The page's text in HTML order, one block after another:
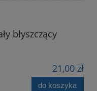
błyszczący
21,00 zł
do koszyka